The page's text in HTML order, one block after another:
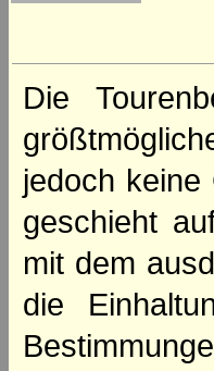
Die
jedoch keine
geschieht
mit dem
die